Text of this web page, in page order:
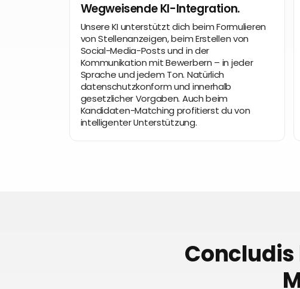
Wegweisende KI-Integration.
Unsere KI unterstützt dich beim Formulieren
von Stellenanzeigen, beim Erstellen von
Social-Media-Posts und in der
Kommunikation mit Bewerbern – in jeder
Sprache und jedem Ton. Natürlich
datenschutzkonform und innerhalb
gesetzlicher Vorgaben. Auch beim
Kandidaten-Matching profitierst du von
intelligenter Unterstützung.